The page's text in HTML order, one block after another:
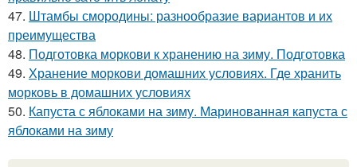
47. Штамбы смородины: разнообразие вариантов и их
преимущества
48. Подготовка моркови к хранению на зиму. Подготовка
49. Хранение моркови домашних условиях. Где хранить
морковь в домашних условиях
50. Капуста с яблоками на зиму. Маринованная капуста с
яблоками на зиму